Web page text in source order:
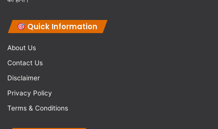
Quick Information
About Us
Contact Us
Disclaimer
Privacy Policy
Terms & Conditions